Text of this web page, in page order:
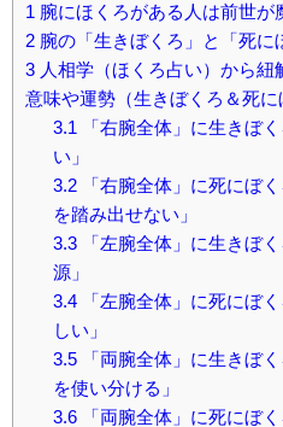
1 腕にほくろがある人は前世が
2 腕の「生きぼくろ」と「死に
3 人相学（ほくろ占い）から
意味や運勢（生きぼくろ＆死に
3.1
「右腕全体」に生きぼ
い」
3.2「右腕全体」に死にぼ
を踏み出せない」
3.3「左腕全体」に生きぼ
源」
3.4「左腕全体」に死にぼ
しい」
3.5「両腕全体」に生きぼ
を使い分ける」
3.6「両腕全体」に死にぼ